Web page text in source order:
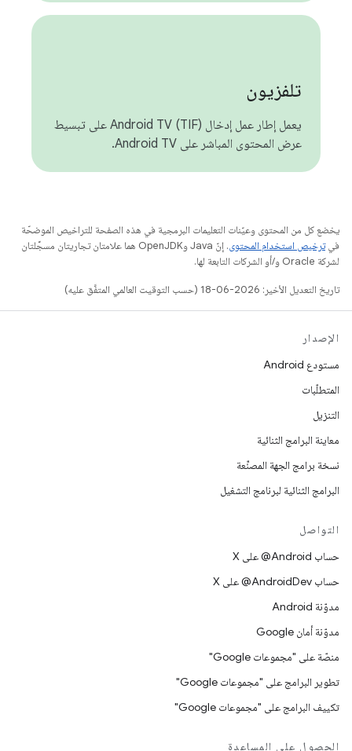
تلفزيون
يعمل إطار عمل إدخال Android TV (TIF) على تبسيط
عرض المحتوى المباشر على Android TV.
يخضع كل من المحتوى وعيّنات التعليمات البرمجية في هذه الصفحة للتراخيص الموضحّة
فيترخيص استخدام المحتوى
. إنّ Java وOpenJDK هما علامتان تجاريتان مسجَّلتان
لشركة Oracle و/أو الشركات التابعة لها.
تاريخ التعديل الأخير: 2026-06-18 (حسب التوقيت العالمي المتفَّق عليه)
الإصدار
مستودع Android
المتطلّبات
التنزيل
معاينة البرامج الثنائية
نسخة برامج الجهة المصنِّعة
البرامج الثنائية لبرنامج التشغيل
التواصل
حساب ‎@Android على X
حساب ‎@AndroidDev على X
مدوّنة Android
مدوّنة أمان Google
منصّة على "مجموعات Google"
تطوير البرامج على "مجموعات Google"
تكييف البرامج على "مجموعات Google"
الحصول على المساعدة